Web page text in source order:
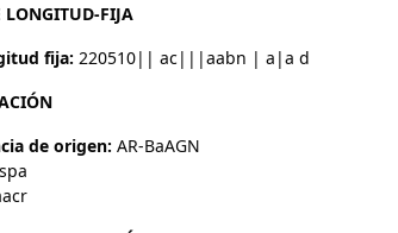
LONGITUD-FIJA
fija: 220510|| ac|||aabn | a|a d
de origen: AR-BaAGN
spa